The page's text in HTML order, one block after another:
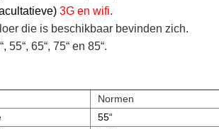
3G en wifi.
die is beschikbaar bevinden zich.
65“, 75“ en 85“.
Normen
55“